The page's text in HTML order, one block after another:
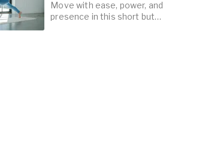
30min
Move with ease, power, and
presence in this short but